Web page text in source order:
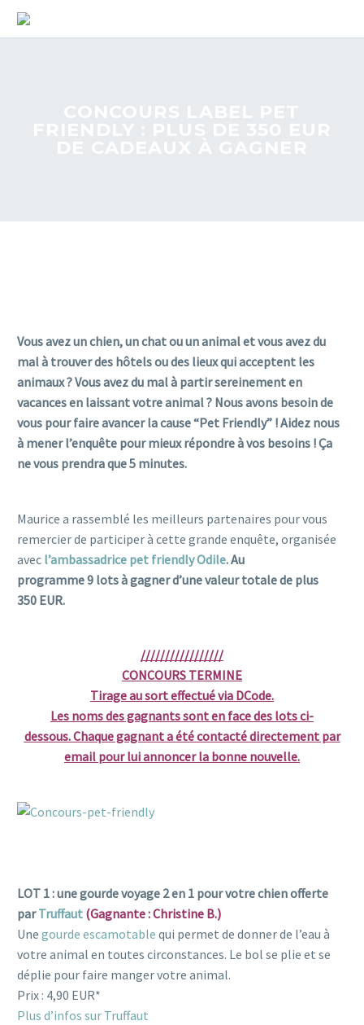
Vous avez un chien, un chat ou un animal et vous avez du
mal à trouver des hôtels ou des lieux qui acceptent les
animaux ? Vous avez du mal à partir sereinement en
vacances en laissant votre animal ? Nous avons besoin de
vous pour faire avancer la cause “Pet Friendly” ! Aidez nous
à mener l’enquête pour mieux répondre à vos besoins ! Ça
ne vous prendra que 5 minutes.
Maurice a rassemblé les meilleurs partenaires pour vous
remercier de participer à cette grande enquête, organisée
avec l’ambassadrice pet friendly Odile. Au
programme 9 lots à gagner d’une valeur totale de plus
350 EUR.
/////////////////
CONCOURS TERMINE
Tirage au sort effectué via DCode.
Les noms des gagnants sont en face des lots ci-
dessous. Chaque gagnant a été contacté directement par
email pour lui annoncer la bonne nouvelle.
LOT 1 : une gourde voyage 2 en 1 pour votre chien offerte
par Truffaut (Gagnante : Christine B.)
Une gourde escamotable qui permet de donner de l’eau à
votre animal en toutes circonstances. Le bol se plie et se
déplie pour faire manger votre animal.
Prix : 4,90 EUR*
Plus d’infos sur Truffaut